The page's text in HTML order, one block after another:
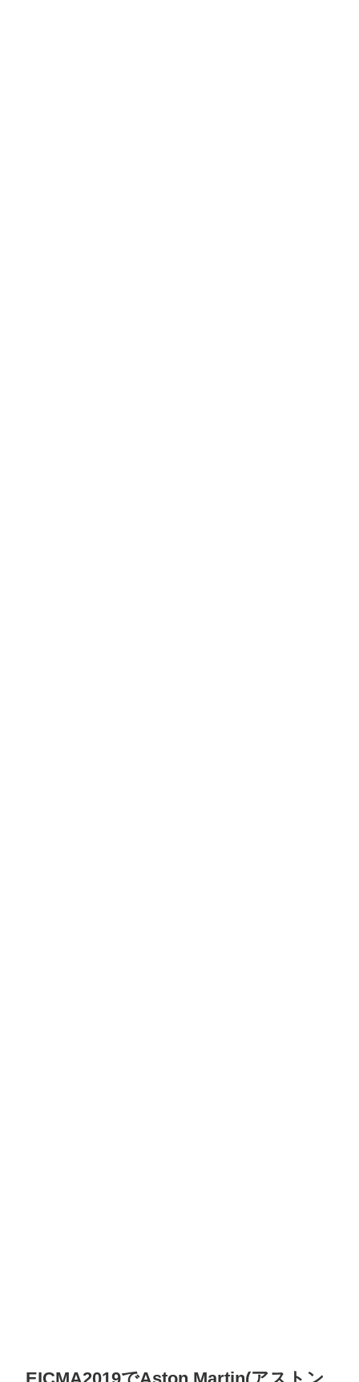
EICMA2019でAston Martin(アストン